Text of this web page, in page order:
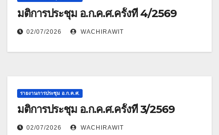
มติการประชุม อ.ก.ค.ศ.ครั้งที่ 4/2569
02/07/2026 WACHIRAWIT
รายงานการประชุม อ.ก.ค.ศ.
มติการประชุม อ.ก.ค.ศ.ครั้งที่ 3/2569
02/07/2026 WACHIRAWIT